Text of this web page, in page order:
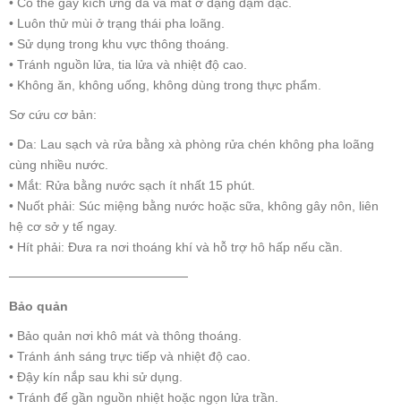
• Luôn thử mùi ở trạng thái pha loãng.
• Sử dụng trong khu vực thông thoáng.
• Tránh nguồn lửa, tia lửa và nhiệt độ cao.
• Không ăn, không uống, không dùng trong thực phẩm.
Sơ cứu cơ bản:
• Da: Lau sạch và rửa bằng xà phòng rửa chén không pha loãng
cùng nhiều nước.
• Mắt: Rửa bằng nước sạch ít nhất 15 phút.
• Nuốt phải: Súc miệng bằng nước hoặc sữa, không gây nôn, liên
hệ cơ sở y tế ngay.
• Hít phải: Đưa ra nơi thoáng khí và hỗ trợ hô hấp nếu cần.
────────────────────
Bảo quản
• Bảo quản nơi khô mát và thông thoáng.
• Tránh ánh sáng trực tiếp và nhiệt độ cao.
• Đậy kín nắp sau khi sử dụng.
• Tránh để gần nguồn nhiệt hoặc ngọn lửa trần.